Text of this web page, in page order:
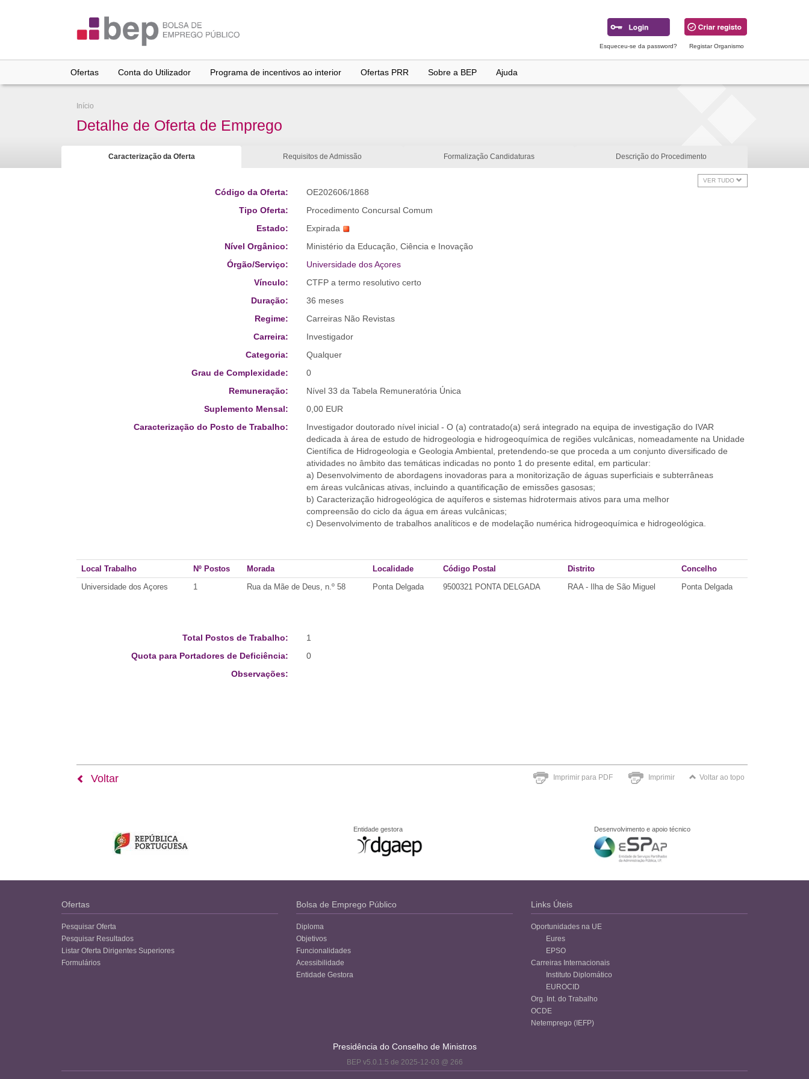
Esqueceu-se da password? Registar Organismo
Ofertas Conta do Utilizador Programa de incentivos ao interior Ofertas PRR Sobre a BEP Ajuda
Início
Detalhe de Oferta de Emprego
Caracterização da Oferta Requisitos de Admissão Formalização Candidaturas Descrição do Procedimento
VER TUDO
Código da Oferta:
OE202606/1868
Tipo Oferta:
Procedimento Concursal Comum
Estado:
Expirada
Nível Orgânico:
Ministério da Educação, Ciência e Inovação
Órgão/Serviço:
Universidade dos Açores
Vínculo:
CTFP a termo resolutivo certo
Duração:
36 meses
Regime:
Carreiras Não Revistas
Carreira:
Investigador
Categoria:
Qualquer
Grau de Complexidade:
0
Remuneração:
Nível 33 da Tabela Remuneratória Única
Suplemento Mensal:
0,00 EUR
Caracterização do Posto de Trabalho:
Investigador doutorado nível inicial - O (a) contratado(a) será integrado na equipa de investigação do IVAR
dedicada à área de estudo de hidrogeologia e hidrogeoquímica de regiões vulcânicas, nomeadamente na Unidade
Científica de Hidrogeologia e Geologia Ambiental, pretendendo-se que proceda a um conjunto diversificado de
atividades no âmbito das temáticas indicadas no ponto 1 do presente edital, em particular:
a) Desenvolvimento de abordagens inovadoras para a monitorização de águas superficiais e subterrâneas
em áreas vulcânicas ativas, incluindo a quantificação de emissões gasosas;
b) Caracterização hidrogeológica de aquíferos e sistemas hidrotermais ativos para uma melhor
compreensão do ciclo da água em áreas vulcânicas;
c) Desenvolvimento de trabalhos analíticos e de modelação numérica hidrogeoquímica e hidrogeológica.
Local Trabalho Nº Postos Morada Localidade Código Postal Distrito
Concelho
Universidade dos Açores
1 Rua da Mãe de Deus, n.º 58 Ponta Delgada 9500321 PONTA DELGADA RAA - Ilha de São Miguel Ponta Delgada
Total Postos de Trabalho:
1
Quota para Portadores de Deficiência:
0
Observações:
Imprimir para PDF Imprimir Voltar ao topo
Voltar
Entidade gestora Desenvolvimento e apoio técnico
Ofertas
Pesquisar Oferta
Pesquisar Resultados
Listar Oferta Dirigentes Superiores
Formulários
Bolsa de Emprego Público
Diploma
Objetivos
Funcionalidades
Acessibilidade
Entidade Gestora
Links Úteis
Oportunidades na UE
Eures
EPSO
Carreiras Internacionais
Instituto Diplomático
EUROCID
Org. Int. do Trabalho
OCDE
Netemprego (IEFP)
Presidência do Conselho de Ministros
BEP v5.0.1.5 de 2025-12-03 @ 266